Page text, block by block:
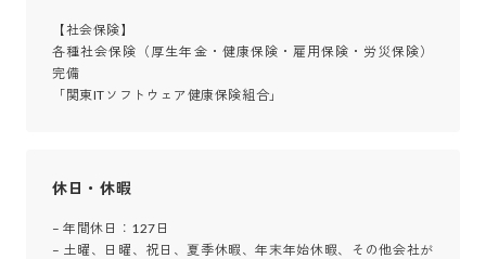
【社会保険】
各種社会保険（厚生年金・健康保険・雇用保険・労災保険）
完備
「関東ITソフトウェア健康保険組合」
休日・休暇
– 年間休日：127日
– 土曜、日曜、祝日、夏季休暇、年末年始休暇、その他会社が